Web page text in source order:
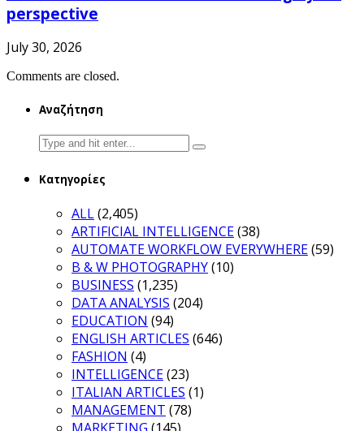
perspective
July 30, 2026
Comments are closed.
Αναζήτηση
Search
for:
Κατηγορίες
ALL(2,405)
ARTIFICIAL INTELLIGENCE(38)
AUTOMATE WORKFLOW EVERYWHERE(59)
B & W PHOTOGRAPHY(10)
BUSINESS (1,235)
DATA ANALYSIS (204)
EDUCATION (94)
ENGLISH ARTICLES (646)
FASHION (4)
INTELLIGENCE(23)
ITALIAN ARTICLES (1)
MANAGEMENT (78)